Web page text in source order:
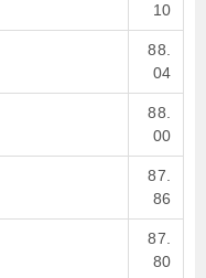
10
88.
04
88.
00
87.
86
87.
80